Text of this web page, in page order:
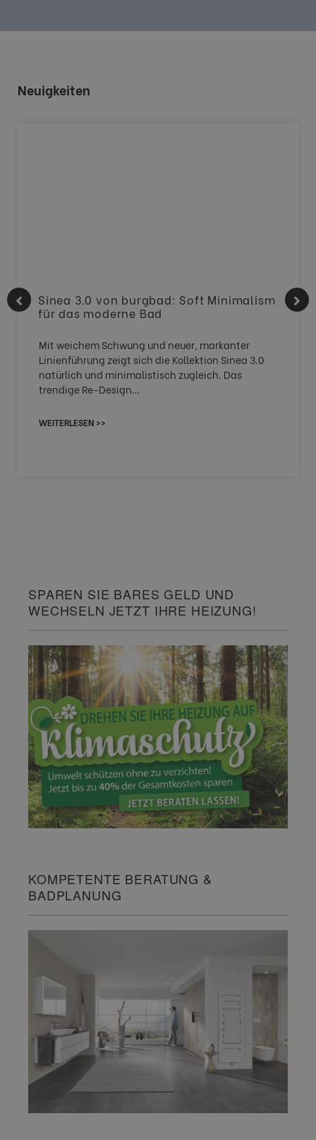
Neuigkeiten
Sinea 3.0 von burgbad: Soft Minimalism
für das moderne Bad
Mit weichem Schwung und neuer, markanter
Linienführung zeigt sich die Kollektion Sinea 3.0
natürlich und minimalistisch zugleich. Das
trendige Re-Design…
WEITERLESEN >>
SPAREN SIE BARES GELD UND
WECHSELN JETZT IHRE HEIZUNG!
KOMPETENTE BERATUNG &
BADPLANUNG